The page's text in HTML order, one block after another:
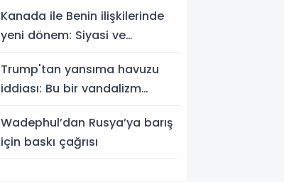
Kanada ile Benin ilişkilerinde
yeni dönem: Siyasi ve
Trump'tan yansıma havuzu
iddiası: Bu bir vandalizm
Wadephul’dan Rusya’ya barış
için baskı çağrısı